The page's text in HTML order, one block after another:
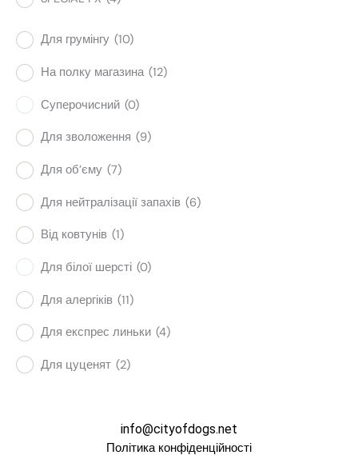
Для грумінгу (10)
На полку магазина (12)
Суперочисний (0)
Для зволоження (9)
Для об’єму (7)
Для нейтралізації запахів (6)
Від ковтунів (1)
Для білої шерсті (0)
Для алергіків (11)
Для експрес линьки (4)
Для цуценят (2)
info@cityofdogs.net
Політика конфіденційності